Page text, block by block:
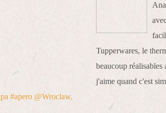
Tupperwares, le
beaucoup réalisables
j'aime quand c'est